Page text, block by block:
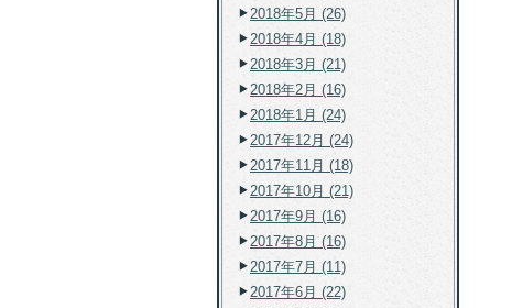
2018年5月 (26)
2018年4月 (18)
2018年3月 (21)
2018年2月 (16)
2018年1月 (24)
2017年12月 (24)
2017年11月 (18)
2017年10月 (21)
2017年9月 (16)
2017年8月 (16)
2017年7月 (11)
2017年6月 (22)